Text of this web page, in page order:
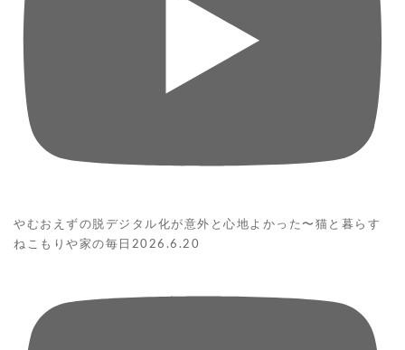
やむおえずの脱デジタル化が意外と心地よかった〜猫と暮らす
ねこもりや家の毎日2026.6.20